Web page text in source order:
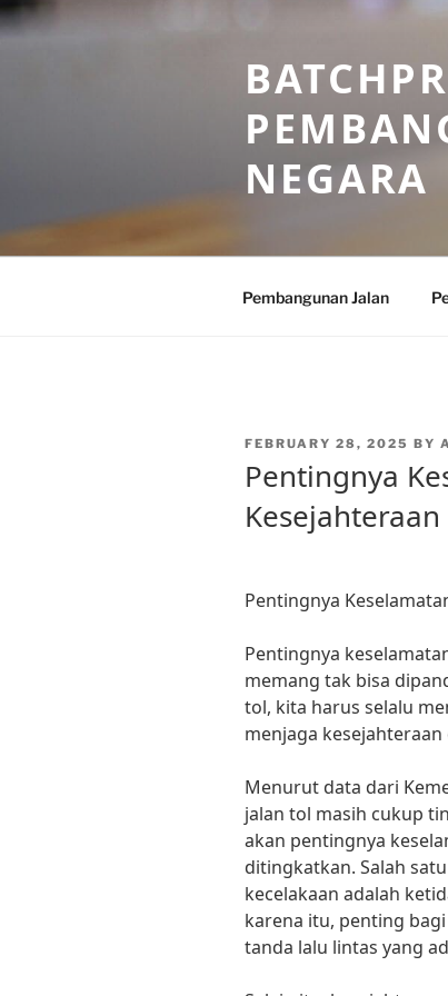
Skip
to
NEGARA
Pembangunan Jalan
POSTED
FEBRUARY 28, 2025 BY
Pentingnya
Pentingnya
Pentingnya
memang tak bisa
tol, kita harus selalu
menjaga
Menurut data dari
jalan tol masih cukup
akan pentingnya
ditingkatkan. Salah
kecelakaan adalah
karena itu, penting
tanda lalu lintas yang